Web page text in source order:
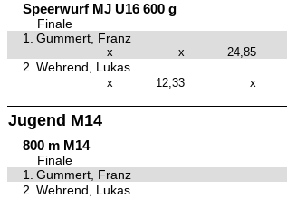
Speerwurf MJ U16 600 g
Finale
1.
Gummert, Franz
x
x 24,85
2. Wehrend, Lukas
x
12,33 x
Jugend M14
800 m M14
Finale
1.
Gummert, Franz
2. Wehrend, Lukas